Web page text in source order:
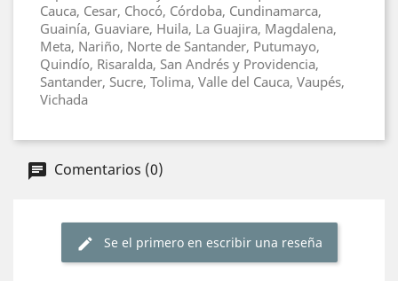
Cauca, Cesar, Chocó, Córdoba, Cundinamarca,
Guainía, Guaviare, Huila, La Guajira, Magdalena,
Meta, Nariño, Norte de Santander, Putumayo,
Quindío, Risaralda, San Andrés y Providencia,
Santander, Sucre, Tolima, Valle del Cauca, Vaupés,
Vichada
Comentarios (0)
Se el primero en escribir una reseña